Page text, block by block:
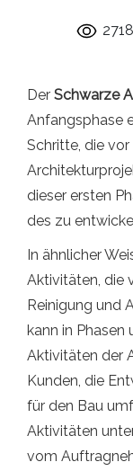
2718
Der Schwarze
Anfangsphase
Schritte, die
dieser ersten
des zu
In ähnlicher
Aktivitäten, die
Reinigung und
kann in
Aktivitäten der
Kunden, die
für den Bau
Aktivitäten
vom